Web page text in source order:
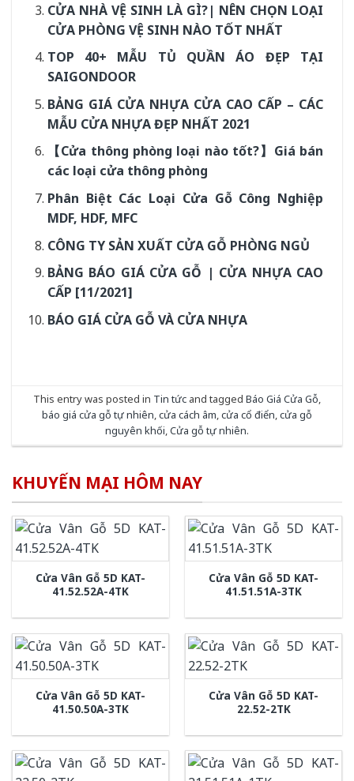
CỬA NHÀ VỆ SINH LÀ GÌ?| NÊN CHỌN LOẠI
CỬA PHÒNG VỆ SINH NÀO TỐT NHẤT
TOP 40+ MẪU TỦ QUẦN ÁO ĐẸP TẠI
SAIGONDOOR
BẢNG GIÁ CỬA NHỰA CỬA CAO CẤP – CÁC
MẪU CỬA NHỰA ĐẸP NHẤT 2021
【Cửa thông phòng loại nào tốt?】Giá bán
các loại cửa thông phòng
Phân Biệt Các Loại Cửa Gỗ Công Nghiệp
MDF, HDF, MFC
CÔNG TY SẢN XUẤT CỬA GỖ PHÒNG NGỦ
BẢNG BÁO GIÁ CỬA GỖ | CỬA NHỰA CAO
CẤP [11/2021]
BÁO GIÁ CỬA GỖ VÀ CỬA NHỰA
This entry was posted in Tin tức and tagged Báo Giá Cửa Gỗ,
báo giá cửa gỗ tự nhiên,cửa cách âm,cửa cổ điển,cửa gỗ
nguyên khối,Cửa gỗ tự nhiên.
KHUYẾN MẠI HÔM NAY
Cửa Vân Gỗ 5D KAT-
41.52.52A-4TK
Cửa Vân Gỗ 5D KAT-
41.51.51A-3TK
Cửa Vân Gỗ 5D KAT-
41.50.50A-3TK
Cửa Vân Gỗ 5D KAT-
22.52-2TK